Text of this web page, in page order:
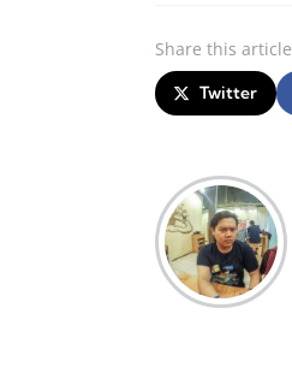
Share this article
Twitter